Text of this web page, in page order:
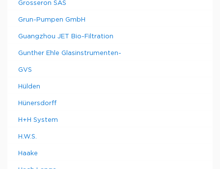
Grosseron SAS
Grun-Pumpen GmbH
Guangzhou JET Bio-Filtration
Gunther Ehle Glasinstrumenten-
GVS
Hülden
Hünersdorff
H+H System
H.W.S.
Haake